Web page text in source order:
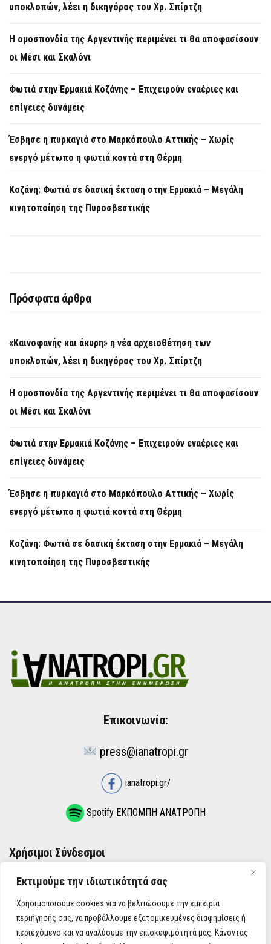
Εκτιμούμε την ιδιωτικότητά σας
Χρησιμοποιούμε cookies για να βελτιώσουμε την εμπειρία
περιήγησής σας, να προβάλλουμε εξατομικευμένες διαφημίσεις ή
περιεχόμενο και να αναλύουμε την επισκεψιμότητά μας. Κάνοντας
υποκλοπών, λέει η δικηγόρος του Χρ. Σπίρτζη
Η ομοσπονδία της Αργεντινής περιμένει τι θα αποφασίσουν
οι Μέσι και Σκαλόνι
Φωτιά στην Ερμακιά Κοζάνης – Επιχειρούν εναέριες και
επίγειες δυνάμεις
Έσβησε η πυρκαγιά στο Μαρκόπουλο Αττικής – Χωρίς
ενεργό μέτωπο η φωτιά κοντά στη Θέρμη
Κοζάνη: Φωτιά σε δασική έκταση στην Ερμακιά – Μεγάλη
κινητοποίηση της Πυροσβεστικής
Πρόσφατα άρθρα
«Καινοφανής και άκυρη» η νέα αρχειοθέτηση των
υποκλοπών, λέει η δικηγόρος του Χρ. Σπίρτζη
Η ομοσπονδία της Αργεντινής περιμένει τι θα αποφασίσουν
οι Μέσι και Σκαλόνι
Φωτιά στην Ερμακιά Κοζάνης – Επιχειρούν εναέριες και
επίγειες δυνάμεις
Έσβησε η πυρκαγιά στο Μαρκόπουλο Αττικής – Χωρίς
ενεργό μέτωπο η φωτιά κοντά στη Θέρμη
Κοζάνη: Φωτιά σε δασική έκταση στην Ερμακιά – Μεγάλη
κινητοποίηση της Πυροσβεστικής
Επικοινωνία:
press@ianatropi.gr
ianatropi.gr/
Spotify ΕΚΠΟΜΠΗ ΑΝΑΤΡΟΠΗ
Χρήσιμοι Σύνδεσμοι
ΌΡΟΙ ΧΡΉΣΗΣ
ΠΟΛΙΤΙΚΉ ΑΠΟΡΡΉΤΟΥ